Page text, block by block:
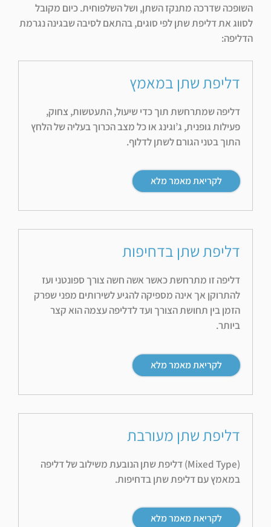
השופכה שדרכה מתנקז השתן, ושל השלפוחית. כיום מקובל
לסווג את דליפת שתן לפי סוגים, בהתאם לסיבה שבגינה נגרמת
הדליפה:
דליפת שתן במאמץ
דליפה שמתרחשת תוך כדי שיעול, התעטשות, צחוק,
פעילות גופנית, ג’וגינג או כל מצב הכרוך בעליה של הלחץ
התוך בטני הגורם לשתן לדלוף.
לקריאת מאמר מלא
דליפת שתן בדחיפות
דליפה זו מתרחשת כאשר אשה חשה צורך ספונטני ועז
להתרוקן אך אינה מספיקה להגיע לשירותים מפני שפרק
הזמן בין תחושת הצורך ועד לדליפה עצמה הוא קצר
ביותר.
לקריאת מאמר מלא
דליפת שתן מעורבת
(Mixed Type) דליפת שתן הנובעת משילוב של דליפה
במאמץ עם דליפת שתן בדחיפות.
לקריאת מאמר מלא